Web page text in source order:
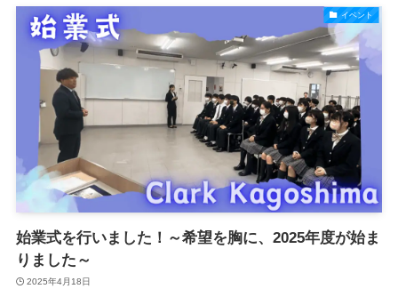
イベント
始業式を行いました！～希望を胸に、2025年度が始ま
りました～
2025年4月18日